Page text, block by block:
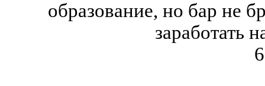
образование, но бар не
заработать